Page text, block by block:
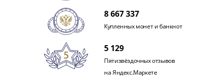
8 667 337
Купленных монет и банкнот
5 129
Пятизвёздочных отзывов
на Яндекс.Маркете